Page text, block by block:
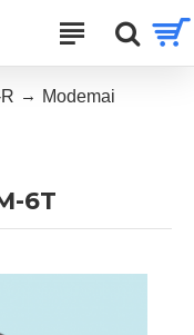
Modemai
6T